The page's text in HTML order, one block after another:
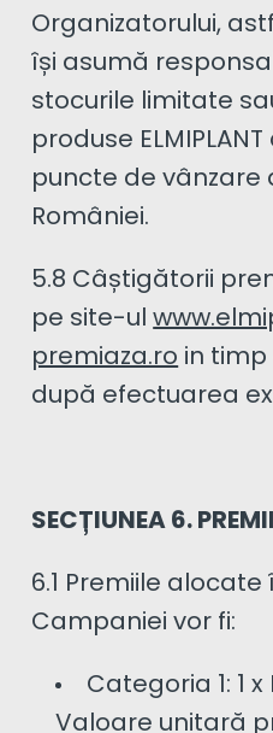
Organizatorului,
își asumă
stocurile limitate
produse
puncte de vânzare
României.
5.8 Câștigătorii
pe site-ul
premiaza.ro in
după efectuarea
SECȚIUNEA 6.
6.1 Premiile
Campaniei vor fi:
Categoria 1: 1
Valoare unitară